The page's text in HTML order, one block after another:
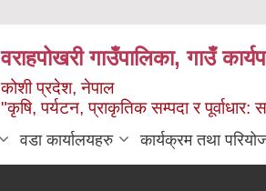
वराहपोखरी गाउँपालिका, गाउँ
कोशी प्रदेश, नेपाल
"कृषि, पर्यटन, प्राकृतिक सम्पदा र
वडा कार्यालयहरु कार्यक्रम तथा